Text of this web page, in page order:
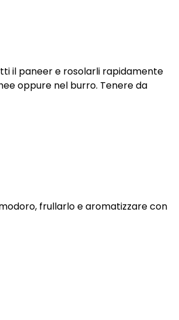
il paneer e rosolarli rapidamente
oppure nel burro. Tenere da
frullarlo e aromatizzare con